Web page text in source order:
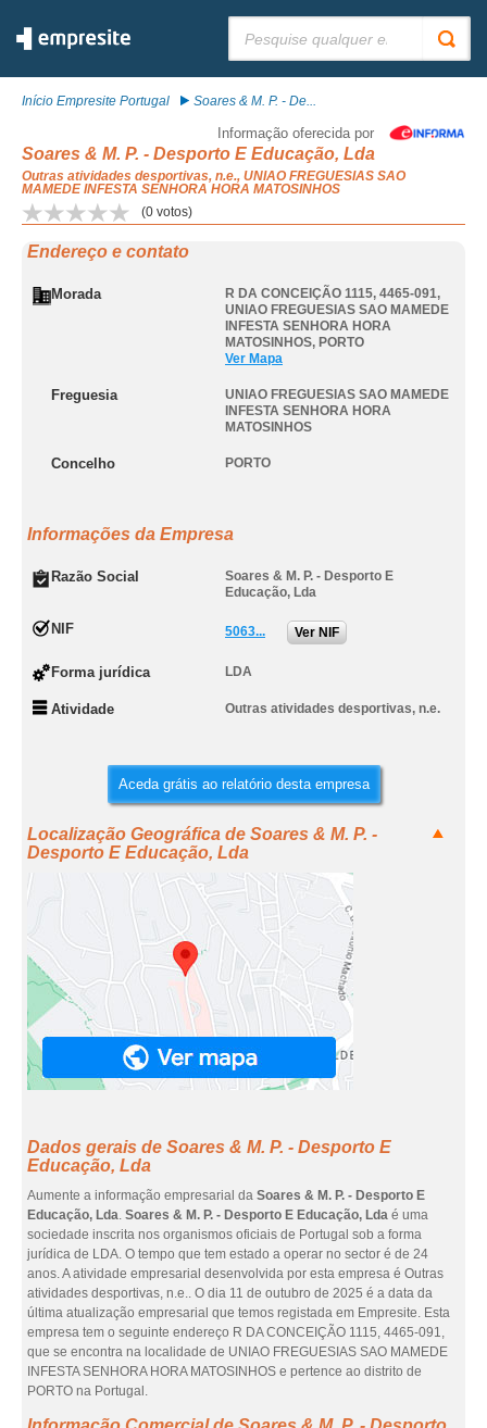
Início Empresite Portugal Soares & M. P. - De...
Informação oferecida por
Soares & M. P. - Desporto E Educação, Lda
Outras atividades desportivas, n.e., UNIAO FREGUESIAS SAO
MAMEDE INFESTA SENHORA HORA MATOSINHOS
(0 votos)
Endereço e contato
Morada R DA CONCEIÇÃO 1115, 4465-091,
UNIAO FREGUESIAS SAO MAMEDE
INFESTA SENHORA HORA
MATOSINHOS, PORTO
Ver Mapa
Freguesia
UNIAO FREGUESIAS SAO MAMEDE
INFESTA SENHORA HORA
MATOSINHOS
Concelho PORTO
Informações da Empresa
Razão Social
Soares & M. P. - Desporto E
Educação, Lda
NIF 5063... Ver NIF
Forma jurídica LDA
Atividade Outras atividades desportivas, n.e.
Aceda grátis ao relatório desta empresa
Localização Geográfica de Soares & M. P. -
Desporto E Educação, Lda
Dados gerais de Soares & M. P. - Desporto E
Educação, Lda
Aumente a informação empresarial da Soares & M. P. - Desporto E
Educação, Lda. Soares & M. P. - Desporto E Educação, Lda é uma
sociedade inscrita nos organismos oficiais de Portugal sob a forma
jurídica de LDA. O tempo que tem estado a operar no sector é de 24
anos. A atividade empresarial desenvolvida por esta empresa é Outras
atividades desportivas, n.e.. O dia 11 de outubro de 2025 é a data da
última atualização empresarial que temos registada em Empresite. Esta
empresa tem o seguinte endereço R DA CONCEIÇÃO 1115, 4465-091,
que se encontra na localidade de UNIAO FREGUESIAS SAO MAMEDE
INFESTA SENHORA HORA MATOSINHOS e pertence ao distrito de
PORTO na Portugal.